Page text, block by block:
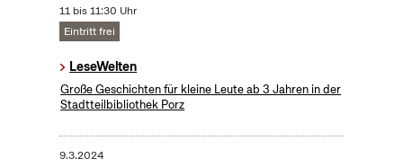
11 bis 11:30 Uhr
Eintritt frei
LeseWelten
Große Geschichten für kleine Leute ab 3 Jahren in der
Stadtteilbibliothek Porz
9.3.2024